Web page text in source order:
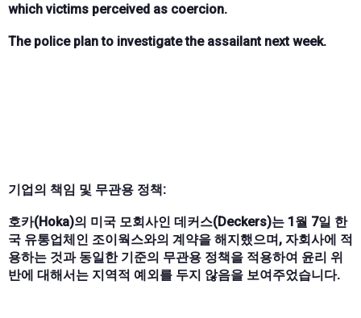
which victims perceived as coercion.
The police plan to investigate the assailant next week.
기업의 책임 및 무관용 정책:
호카(Hoka)의 미국 모회사인 데커스(Deckers)는 1월 7일 한
국 유통업체인 조이웍스와의 계약을 해지했으며, 자회사에 적
용하는 것과 동일한 기준의 무관용 정책을 적용하여 윤리 위
반에 대해서는 지역적 예외를 두지 않음을 보여주었습니다.